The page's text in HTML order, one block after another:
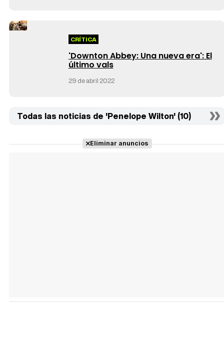
CRÍTICA
'Downton Abbey: Una nueva era': El
último vals
29 de abril 2022
Todas las noticias de 'Penelope Wilton' (10)
Eliminar anuncios